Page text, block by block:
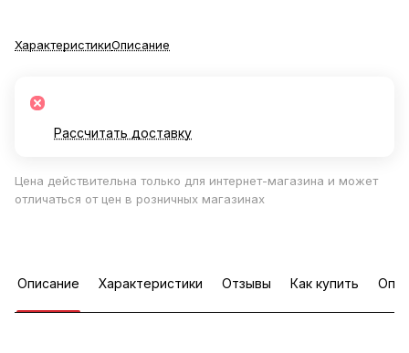
ХарактеристикиОписание
Рассчитать доставку
Цена действительна только для интернет-магазина и может
отличаться от цен в розничных магазинах
Описание Характеристики Отзывы Как купить